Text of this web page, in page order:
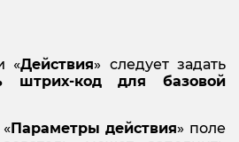
«Действия» следует задать
штрих-код для базовой
Параметры действия» поле